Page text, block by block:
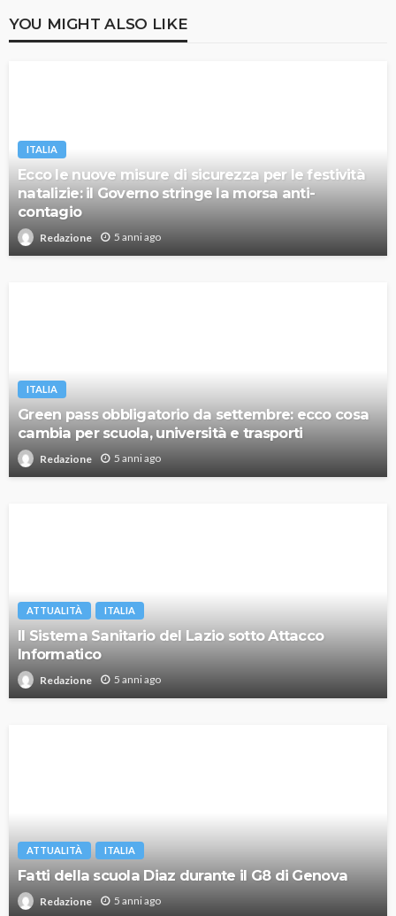
YOU MIGHT ALSO LIKE
ITALIA
Ecco le nuove misure di sicurezza per le festività
natalizie: il Governo stringe la morsa anti-
contagio
Redazione 5 anni ago
ITALIA
Green pass obbligatorio da settembre: ecco cosa
cambia per scuola, università e trasporti
Redazione 5 anni ago
ATTUALITÀ ITALIA
Il Sistema Sanitario del Lazio sotto Attacco
Informatico
Redazione 5 anni ago
ATTUALITÀ ITALIA
Fatti della scuola Diaz durante il G8 di Genova
Redazione 5 anni ago